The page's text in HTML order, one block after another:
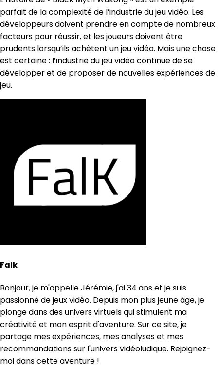
parfait de la complexité de l’industrie du jeu vidéo. Les
développeurs doivent prendre en compte de nombreux
facteurs pour réussir, et les joueurs doivent être
prudents lorsqu’ils achètent un jeu vidéo. Mais une chose
est certaine : l’industrie du jeu vidéo continue de se
développer et de proposer de nouvelles expériences de
jeu.
Falk
Bonjour, je m'appelle Jérémie, j'ai 34 ans et je suis
passionné de jeux vidéo. Depuis mon plus jeune âge, je
plonge dans des univers virtuels qui stimulent ma
créativité et mon esprit d'aventure. Sur ce site, je
partage mes expériences, mes analyses et mes
recommandations sur l'univers vidéoludique. Rejoignez-
moi dans cette aventure !